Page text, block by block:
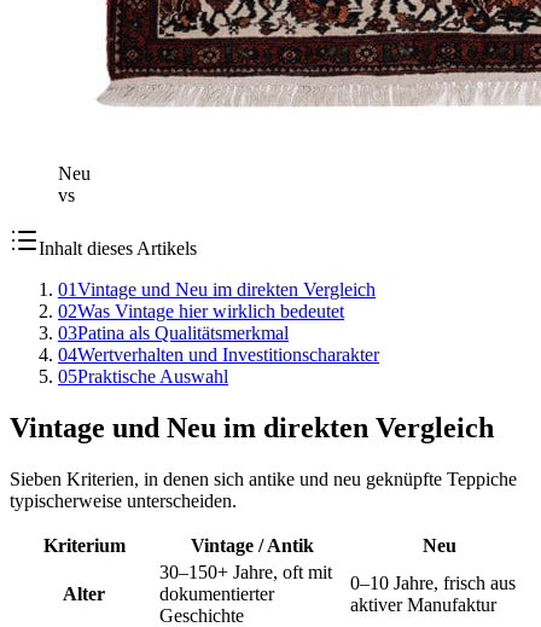
Neu
vs
Inhalt dieses Artikels
01Vintage und Neu im direkten Vergleich
02Was Vintage hier wirklich bedeutet
03Patina als Qualitätsmerkmal
04Wertverhalten und Investitionscharakter
05Praktische Auswahl
Vintage und Neu im direkten Vergleich
Sieben Kriterien, in denen sich antike und neu geknüpfte Teppiche
typischerweise unterscheiden.
Kriterium Vintage / Antik Neu
Alter
30–150+ Jahre, oft mit
dokumentierter
Geschichte
0–10 Jahre, frisch aus
aktiver Manufaktur